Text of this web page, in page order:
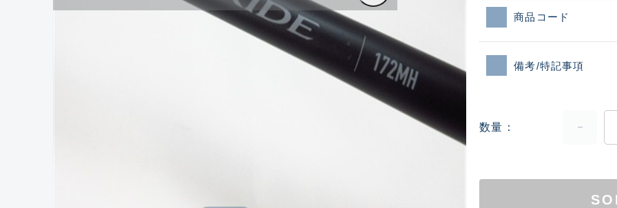
商品コード
備考/特記事項
数量